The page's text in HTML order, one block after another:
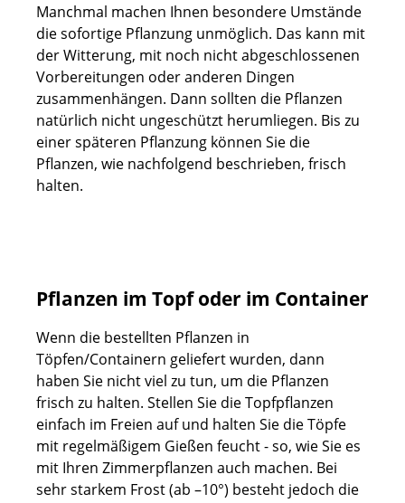
Manchmal machen Ihnen besondere Umstände
die sofortige Pflanzung unmöglich. Das kann mit
der Witterung, mit noch nicht abgeschlossenen
Vorbereitungen oder anderen Dingen
zusammenhängen. Dann sollten die Pflanzen
natürlich nicht ungeschützt herumliegen. Bis zu
einer späteren Pflanzung können Sie die
Pflanzen, wie nachfolgend beschrieben, frisch
halten.
Pflanzen im Topf oder im Container
Wenn die bestellten Pflanzen in
Töpfen/Containern geliefert wurden, dann
haben Sie nicht viel zu tun, um die Pflanzen
frisch zu halten. Stellen Sie die Topfpflanzen
einfach im Freien auf und halten Sie die Töpfe
mit regelmäßigem Gießen feucht - so, wie Sie es
mit Ihren Zimmerpflanzen auch machen. Bei
sehr starkem Frost (ab –10°) besteht jedoch die